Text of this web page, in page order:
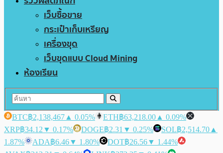
เว็บซื้อขาย
กระเป๋าเก็บเหรียญ
เครื่องขุด
เว็บขุดแบบ Cloud Mining
ห้องเรียน
BTC฿2,138,467 ▲ 0.05% ETH฿63,218.00 ▲ 0.09%
XRP฿34.12 ▼ 0.17% DOGE฿2.31 ▼ 0.25% SOL฿2,514.70 ▲
1.87%
ADA฿6.46▼ 1.80% DOT฿26.56▼ 1.44%